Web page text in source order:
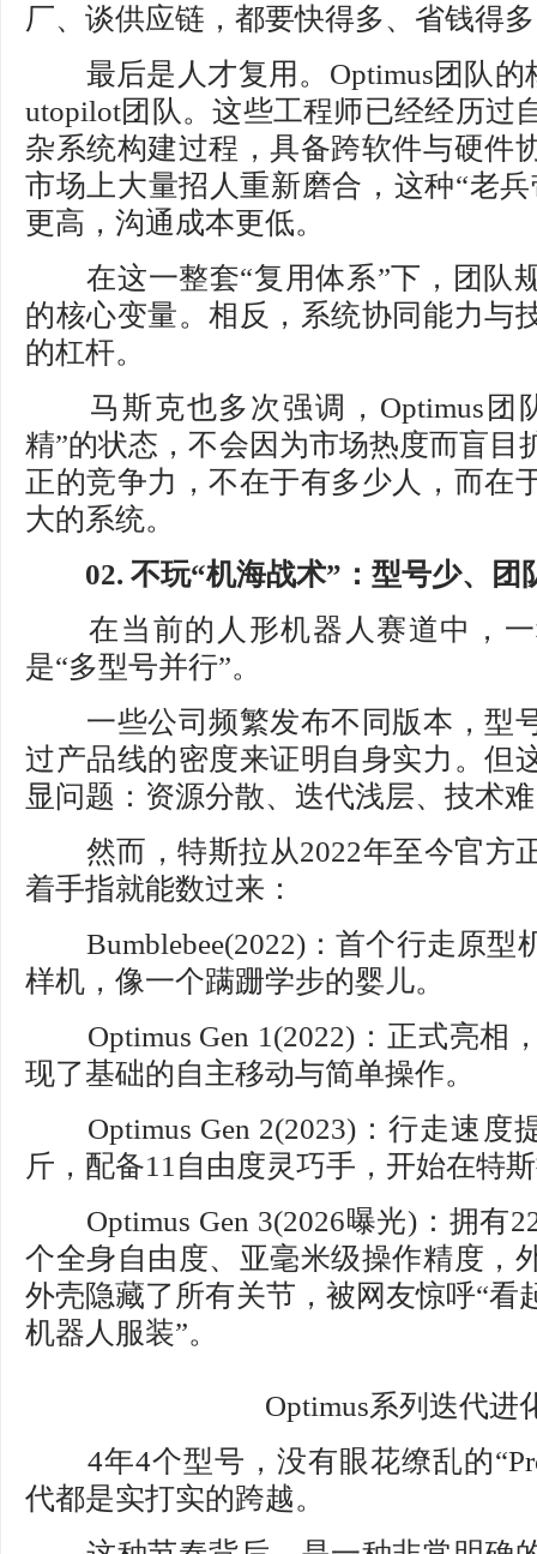
厂、谈供应链，都要快得多、省钱得
最后是人才复用。Optimus团队的
utopilot团队。这些工程师已经经历过
杂系统构建过程，具备跨软件与硬件
市场上大量招人重新磨合，这种“老
更高，沟通成本更低。
在这一整套“复用体系”下，团队
的核心变量。相反，系统协同能力与
的杠杆。
马斯克也多次强调，Optimus团
精”的状态，不会因为市场热度而盲目
正的竞争力，不在于有多少人，而在
大的系统。
02. 不玩“机海战术”：型号少、团
在当前的人形机器人赛道中，一
是“多型号并行”。
一些公司频繁发布不同版本，型
过产品线的密度来证明自身实力。但
显问题：资源分散、迭代浅层、技术
然而，特斯拉从2022年至今官方
着手指就能数过来：
Bumblebee(2022)：首个行走原型
样机，像一个蹒跚学步的婴儿。
Optimus Gen 1(2022)：正式亮相
现了基础的自主移动与简单操作。
Optimus Gen 2(2023)：行走速度
斤，配备11自由度灵巧手，开始在特
Optimus Gen 3(2026曝光)：拥有
个全身自由度、亚毫米级操作精度，
外壳隐藏了所有关节，被网友惊呼“看
机器人服装”。
Optimus系列迭代进
4年4个型号，没有眼花缭乱的
代都是实打实的跨越。